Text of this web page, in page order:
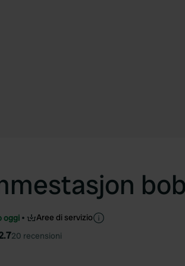
oggi Aree di servizio
20 recensioni